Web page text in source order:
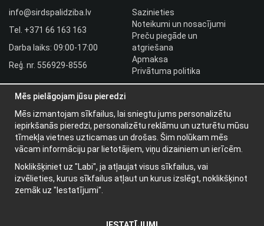
info@sirdspalidziba.lv
Tel. +371 66 163 163​
Darba laiks: 09:00-17:00
Reģ. nr. 556929-8556
Sazinieties
Noteikumi un nosacījumi
Preču piegāde un
atgriešana
Apmaksa
Privātuma politika
Pieslēgties
Papildu informācija
Jaunumu vēstules
Par sīkdatnēm
Mēs pielāgojam jūsu pieredzi
Mēs izmantojam sīkfailus, lai sniegtu jums personalizētu
iepirkšanās pieredzi, personalizētu reklāmu un uzturētu mūsu
tīmekļa vietnes uzticamas un drošas. Šim nolūkam mēs
vācam informāciju par lietotājiem, viņu dizainiem un ierīcēm.
Noklikšķiniet uz "Labi", ja atļaujat visus sīkfailus, vai
izvēlieties, kurus sīkfailus atļaut un kurus izslēgt, noklikšķinot
zemāk uz "Iestatījumi".